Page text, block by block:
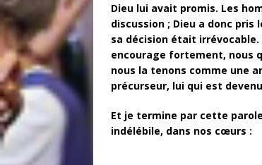
Dieu lui avait promis. Les
discussion ; Dieu a donc
sa décision était
encourage fortement, nous
nous la tenons comme une
précurseur, lui qui est
Et je termine par cette
indélébile, dans nos cœurs :